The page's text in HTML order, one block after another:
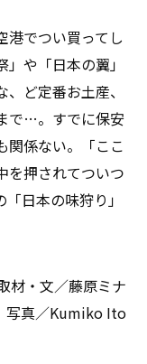
港でつい買ってし
や「日本の翼」
ど定番お土産、
で…。すでに保安
関係ない。「ここ
を押されてついつ
日本の味狩り」
材・文／藤原ミナ
写真／Kumiko Ito